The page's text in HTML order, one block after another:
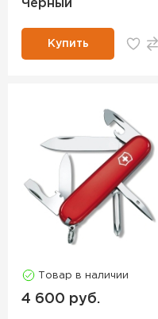
Черный
Купить
Товар в наличии
4 600 руб.